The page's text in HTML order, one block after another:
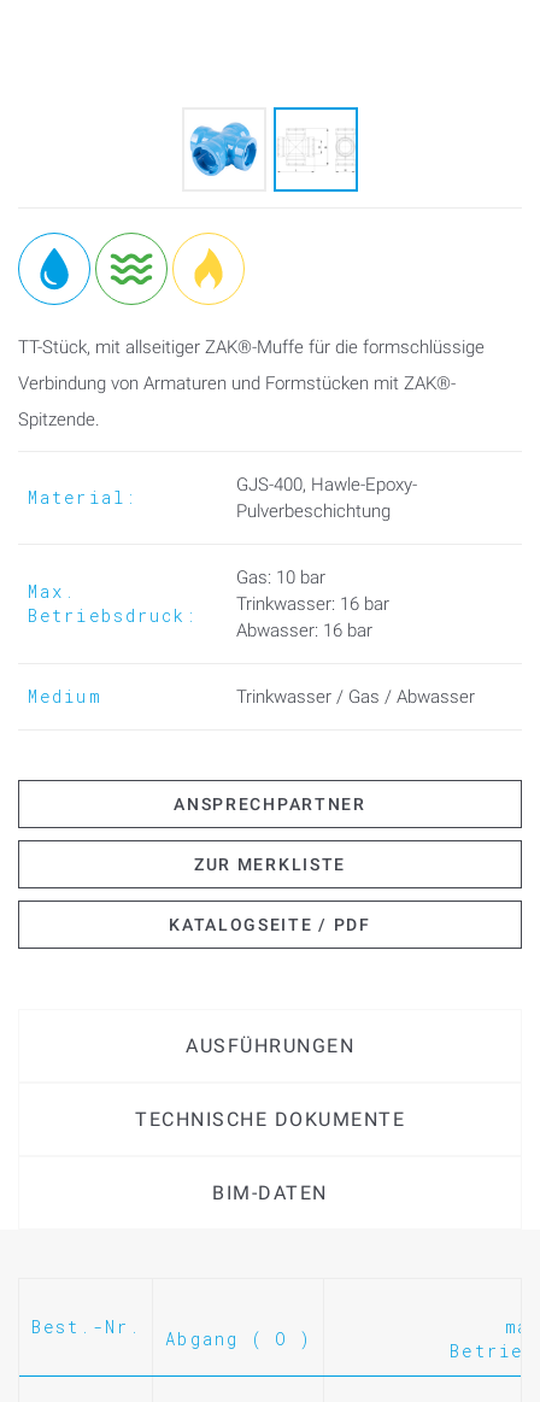
TT-Stück, mit allseitiger ZAK®-Muffe für die formschlüssige
Verbindung von Armaturen und Formstücken mit ZAK®-
Spitzende.
Material:
GJS-400, Hawle-Epoxy-
Pulverbeschichtung
Max.
Betriebsdruck:
Gas: 10 bar
Trinkwasser: 16 bar
Abwasser: 16 bar
Medium Trinkwasser / Gas / Abwasser
ANSPRECHPARTNER
ZUR MERKLISTE
KATALOGSEITE / PDF
AUSFÜHRUNGEN
TECHNISCHE DOKUMENTE
BIM-DATEN
Best.-Nr.
Abgang ( O )